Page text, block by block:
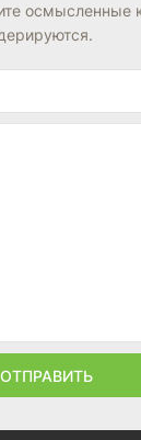
осмысленные
ОТПРАВИТЬ